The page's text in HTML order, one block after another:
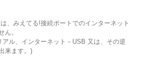
、みえてる!接続ポートでのインターネット
ん。
アル、インターネット－USB 又は、その逆
来ます。)